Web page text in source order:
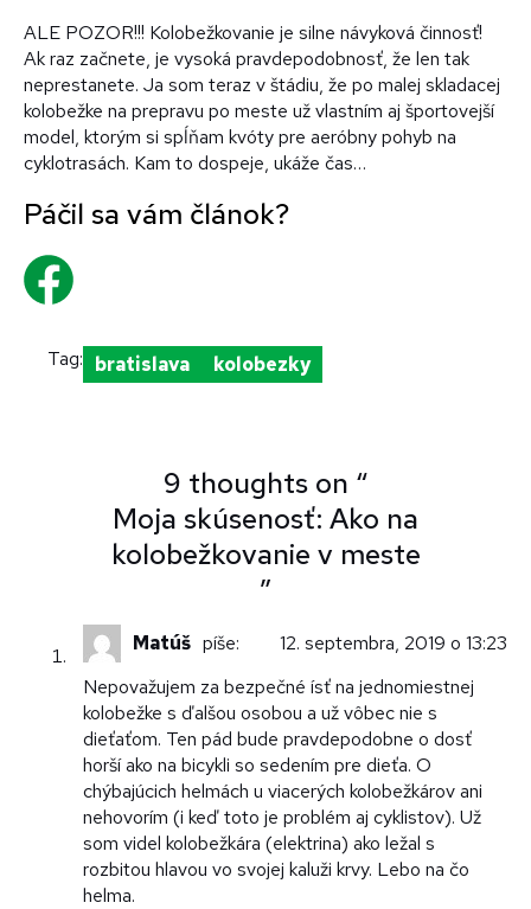
ALE POZOR!!! Kolobežkovanie je silne návyková činnosť!
Ak raz začnete, je vysoká pravdepodobnosť, že len tak
neprestanete. Ja som teraz v štádiu, že po malej skladacej
kolobežke na prepravu po meste už vlastním aj športovejší
model, ktorým si spĺňam kvóty pre aeróbny pohyb na
cyklotrasách. Kam to dospeje, ukáže čas…
Tag: bratislava kolobezky
9 thoughts on “
Moja skúsenosť: Ako na
kolobežkovanie v meste
”
Matúš píše:
12. septembra, 2019 o 13:23
Nepovažujem za bezpečné ísť na jednomiestnej
kolobežke s ďalšou osobou a už vôbec nie s
dieťaťom. Ten pád bude pravdepodobne o dosť
horší ako na bicykli so sedením pre dieťa. O
chýbajúcich helmách u viacerých kolobežkárov ani
nehovorím (i keď toto je problém aj cyklistov). Už
som videl kolobežkára (elektrina) ako ležal s
rozbitou hlavou vo svojej kaluži krvy. Lebo na čo
helma.